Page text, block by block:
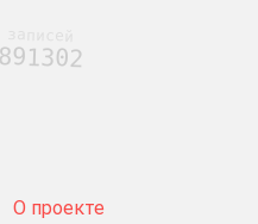
О проекте
891302